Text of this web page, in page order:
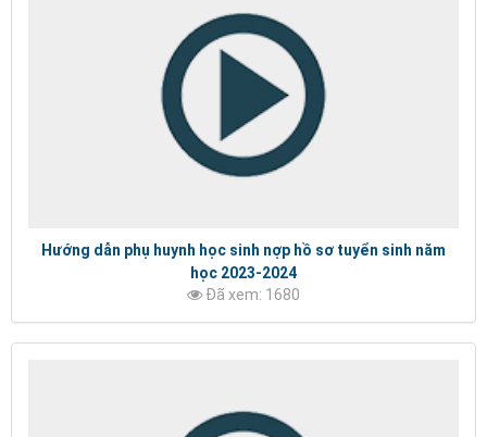
Hướng dẫn phụ huynh học sinh nợp hồ sơ tuyển sinh năm
học 2023-2024
Đã xem: 1680